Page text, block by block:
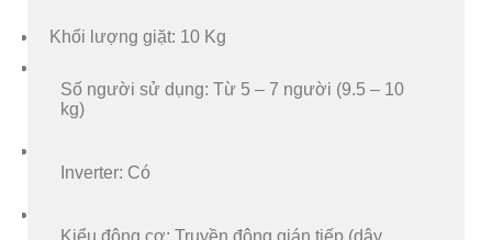
Khối lượng giặt: 10 Kg
Số người sử dụng: Từ 5 – 7 người (9.5 – 10
kg)
Inverter: Có
Kiểu động cơ: Truyền động gián tiếp (dây